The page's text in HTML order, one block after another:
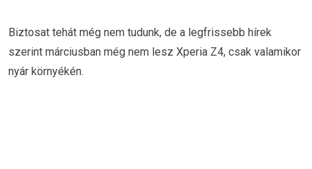
Biztosat tehát még nem tudunk, de a legfrissebb hírek
szerint márciusban még nem lesz Xperia Z4, csak valamikor
nyár környékén.